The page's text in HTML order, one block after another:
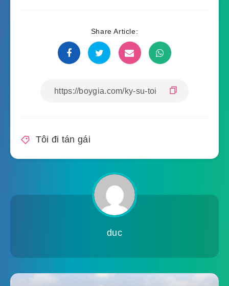
Share Article:
Tôi đi tán gái
duc